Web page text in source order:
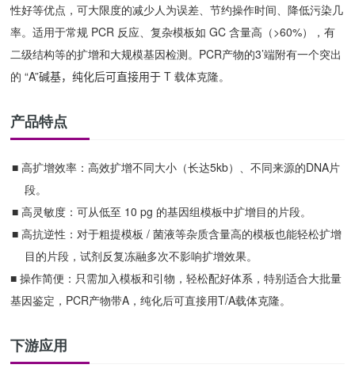
性好等优点，可大限度的减少人为误差、节约操作时间、降低污染几
率。适用于常规 PCR 反应、复杂模板如 GC 含量高（>60%），有
二级结构等的扩增和大规模基因检测。PCR产物的3’端附有一个突出
的 “A”碱基，纯化后可直接用于T 载体克隆。
产品特点
■ 高扩增效率：高效扩增不同大小（长达5kb）、不同来源的DNA片
段。
■ 高灵敏度：可从低至 10 pg 的基因组模板中扩增目的片段。
■ 高抗逆性 ：对于粗提模板 / 菌液等杂质含量高的模板也能轻松扩增
目的片段，试剂反复冻融多次不影响扩增效果。
■ 操作简便：只需加入模板和引物，轻松配好体系，特别适合大批量
基因鉴定，PCR产物带A ，纯化后可直接用T/A载体克隆。
下游应用